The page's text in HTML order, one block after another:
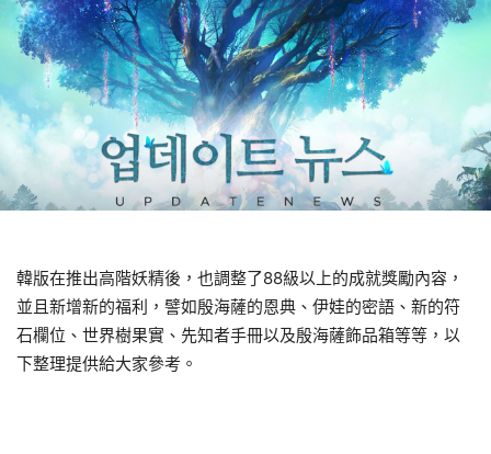
韓版在推出高階妖精後，也調整了88級以上的成就獎勵內容，
並且新增新的福利，譬如殷海薩的恩典、伊娃的密語、新的符
石欄位、世界樹果實、先知者手冊以及殷海薩飾品箱等等，以
下整理提供給大家參考。